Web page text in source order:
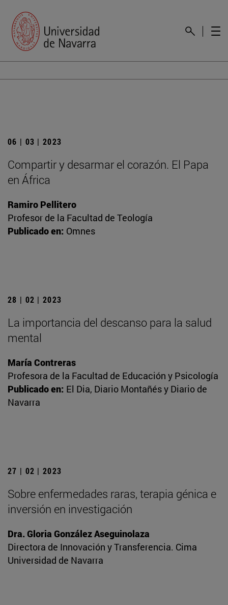
06 | 03 | 2023
Compartir y desarmar el corazón. El Papa
en África
Ramiro Pellitero
Profesor de la Facultad de Teología
Publicado en: Omnes
28 | 02 | 2023
La importancia del descanso para la salud
mental
María Contreras
Profesora de la Facultad de Educación y Psicología
Publicado en: El Dia, Diario Montañés y Diario de
Navarra
27 | 02 | 2023
Sobre enfermedades raras, terapia génica e
inversión en investigación
Dra. Gloria González Aseguinolaza
Directora de Innovación y Transferencia. Cima
Universidad de Navarra